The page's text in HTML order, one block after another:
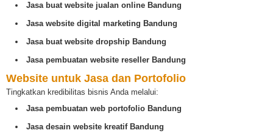
Jasa buat website jualan online Bandung
Jasa website digital marketing Bandung
Jasa buat website dropship Bandung
Jasa pembuatan website reseller Bandung
Website untuk Jasa dan Portofolio
Tingkatkan kredibilitas bisnis Anda melalui:
Jasa pembuatan web portofolio Bandung
Jasa desain website kreatif Bandung